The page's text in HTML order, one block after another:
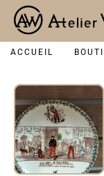
Aller
contenu
ACCUEIL